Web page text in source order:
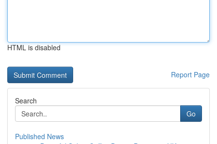
HTML is disabled
Report Page
Search
Go
Published News